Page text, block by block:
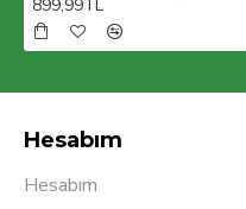
899,99TL
Hesabım
Hesabım